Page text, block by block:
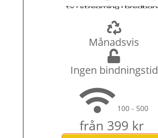
Månadsvis
Ingen bindningstid
100 - 500
från 399 kr